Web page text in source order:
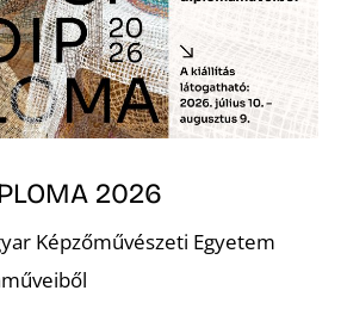
2026
Képzőművészeti Egyetem